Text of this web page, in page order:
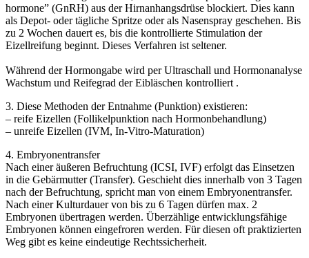
hormone” (GnRH) aus der Hirnanhangsdrüse blockiert. Dies kann
als Depot- oder tägliche Spritze oder als Nasenspray geschehen. Bis
zu 2 Wochen dauert es, bis die kontrollierte Stimulation der
Eizellreifung beginnt. Dieses Verfahren ist seltener.
Während der Hormongabe wird per Ultraschall und Hormonanalyse
Wachstum und Reifegrad der Eibläschen kontrolliert .
3. Diese Methoden der Entnahme (Punktion) existieren:
– reife Eizellen (Follikelpunktion nach Hormonbehandlung)
– unreife Eizellen (IVM, In-Vitro-Maturation)
4. Embryonentransfer
Nach einer äußeren Befruchtung (ICSI, IVF) erfolgt das Einsetzen
in die Gebärmutter (Transfer). Geschieht dies innerhalb von 3 Tagen
nach der Befruchtung, spricht man von einem Embryonentransfer.
Nach einer Kulturdauer von bis zu 6 Tagen dürfen max. 2
Embryonen übertragen werden. Überzählige entwicklungsfähige
Embryonen können eingefroren werden. Für diesen oft praktizierten
Weg gibt es keine eindeutige Rechtssicherheit.